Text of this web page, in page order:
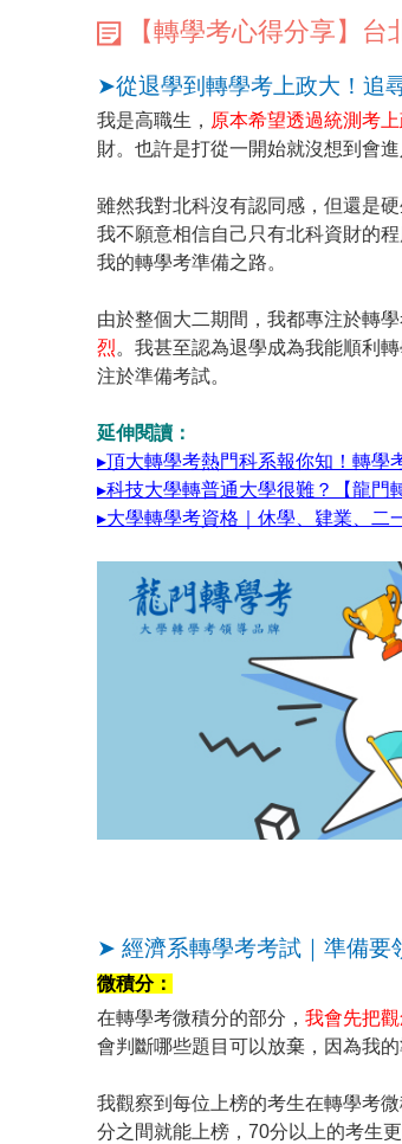
【轉學考心得分享】
➤從退學到轉學考上政大！追
我是高職生， 原本希望透過統測考
財。也許是打從一開始就沒想到會
雖然我對北科沒有認同感，但還是
我不願意相信自己只有北科資財的程
我的轉學考準備之路。
由於整個大二期間，我都專注於轉
烈。我甚至認為退學成為我能順利
注於準備考試。
延伸閱讀：
▸頂大轉學考熱門科系報你知！轉學
▸科技大學轉普通大學很難？【龍門
▸大學轉學考資格｜休學、肄業、二
➤ 經濟系轉學考考試｜準備要
微積分：
在轉學考微積分的部分， 我會先把
會判斷哪些題目可以放棄，因為我
我觀察到每位上榜的考生在轉學考
分之間就能上榜，70分以上的考生